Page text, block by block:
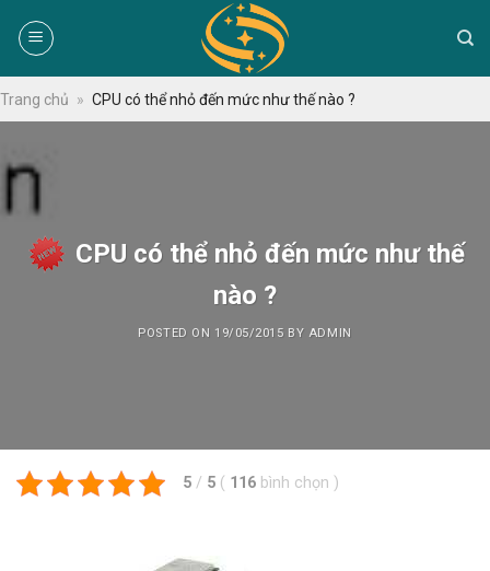
Trang chủ » CPU có thể nhỏ đến mức như thế nào ?
CPU có thể nhỏ đến mức như thế
nào ?
POSTED ON 19/05/2015 BY ADMIN
5 / 5 ( 116 bình chọn )